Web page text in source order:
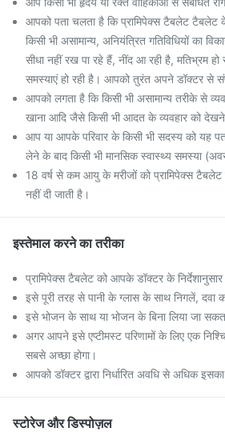
आपको पता चलता है कि प्रामिपेक्स टैबलेट
किसी भी असामान्य, अनियंत्रित गतिविधियों का
सीधा नहीं रख पा रहे हैं, नींद आ रही है, मतिभ्रम
समस्याएं हो रही है। आपको तुरंत अपने डॉक्टर से
आपको लगता है कि किसी भी असामान्य तरीके से
खाना आदि जैसे किसी भी आदत के व्यवहार को देखने
आप या आपके परिवार के किसी भी सदस्य को यह
लेने के बाद किसी भी मानसिक स्वास्थ्य समस्या
18 वर्ष से कम आयु के मरीजों को प्रामिपेक्स
नहीं दी जाती है।
इस्तेमाल करने का तरीका
प्रामिपेक्स टैबलेट को आपके डॉक्टर के निर्देशानुसार
इसे पूरी तरह से पानी के ग्लास के साथ निगलें, दवा
इसे भोजन के साथ या भोजन के बिना लिया जा
अगर आपने इसे एप्टीमस्ट परिणामों के लिए एक
सबसे अच्छा होगा।
आपको डॉक्टर द्वारा निर्धारित अवधि से अधिक
स्टोरेज और डिस्पोज़ल